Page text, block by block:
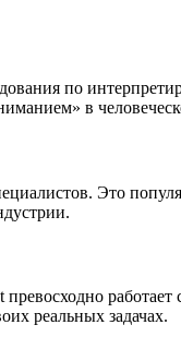
по
в
Это
превосходно
реальных задачах.